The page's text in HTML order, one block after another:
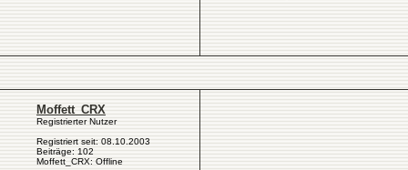
Moffett_CRX
Registrierter Nutzer
Registriert seit: 08.10.2003
Beiträge: 102
Moffett_CRX: Offline